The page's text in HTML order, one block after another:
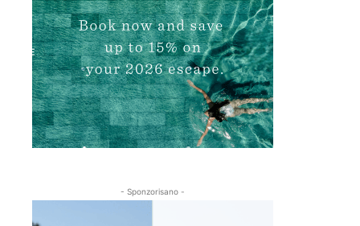
- Sponzorisano -